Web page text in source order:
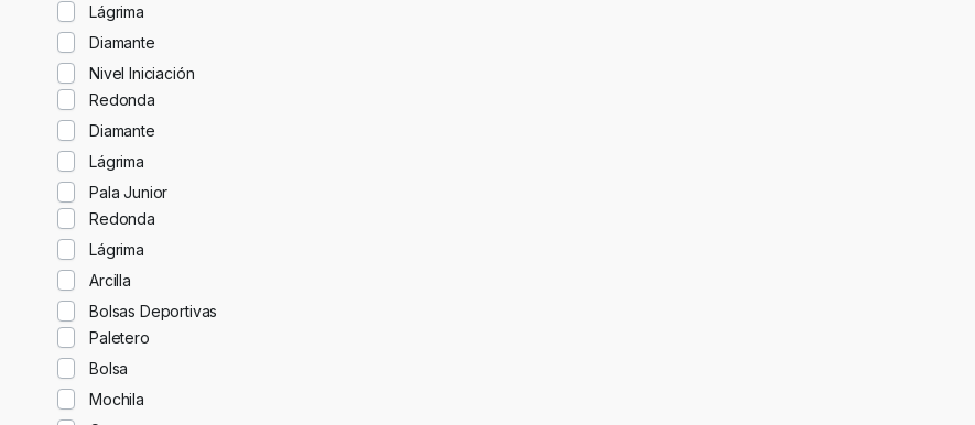
Lágrima
Diamante
Nivel Iniciación
Redonda
Diamante
Lágrima
Pala Junior
Redonda
Lágrima
Arcilla
Bolsas Deportivas
Paletero
Bolsa
Mochila